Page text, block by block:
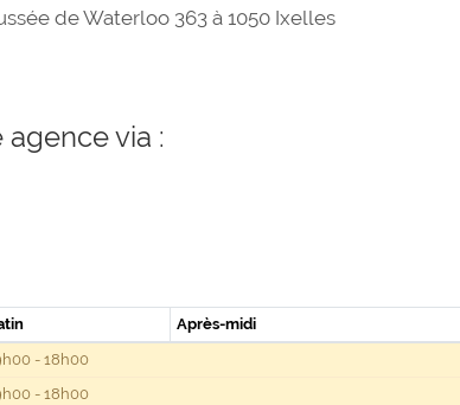
de Waterloo 363 à 1050 Ixelles
via :
Après-midi
- 18h00
- 18h00